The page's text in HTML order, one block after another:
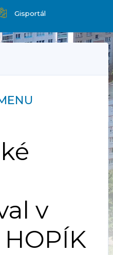
Gisportál
v
HOPÍK